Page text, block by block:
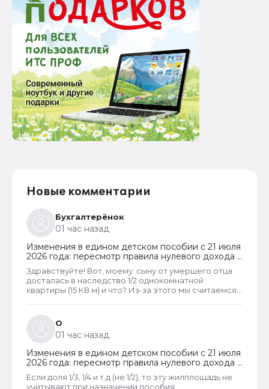
Новые комментарии
Бухгалтерёнок
01 час назад
Изменения в едином детском пособии с 21 июля
2026 года: пересмотр правила нулевого дохода и
новый порядок оформления пособий по месту
пребывания
Здравствуйте! Вот, моему сыну от умершего отца
досталась в наследство 1/2 однокомнатной
квартиры (15 КВ.м) и что? Из-за этого мы считаемся
наследства играют роль.
О
01 час назад
Изменения в едином детском пособии с 21 июля
2026 года: пересмотр правила нулевого дохода и
новый порядок оформления пособий по месту
пребывания
Если доля 1/3, 1/4 и т.д (не 1/2), то эту жилплощадь не
учитывают при назначении пособия.